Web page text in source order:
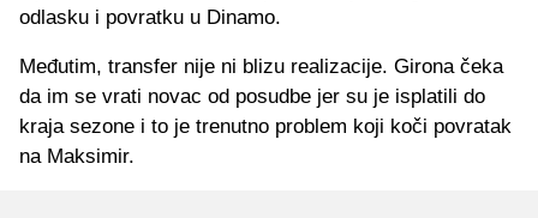
odlasku i povratku u Dinamo.
Međutim, transfer nije ni blizu realizacije. Girona čeka
da im se vrati novac od posudbe jer su je isplatili do
kraja sezone i to je trenutno problem koji koči povratak
na Maksimir.